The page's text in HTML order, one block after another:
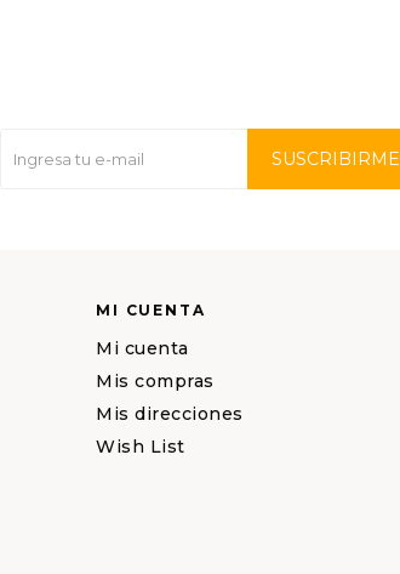
MI CUENTA
Mi cuenta
Mis compras
Mis direcciones
Wish List
SUSCRIBIRME